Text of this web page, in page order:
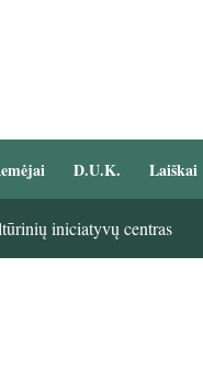
D.U.K. Laiškai
iniciatyvų centras